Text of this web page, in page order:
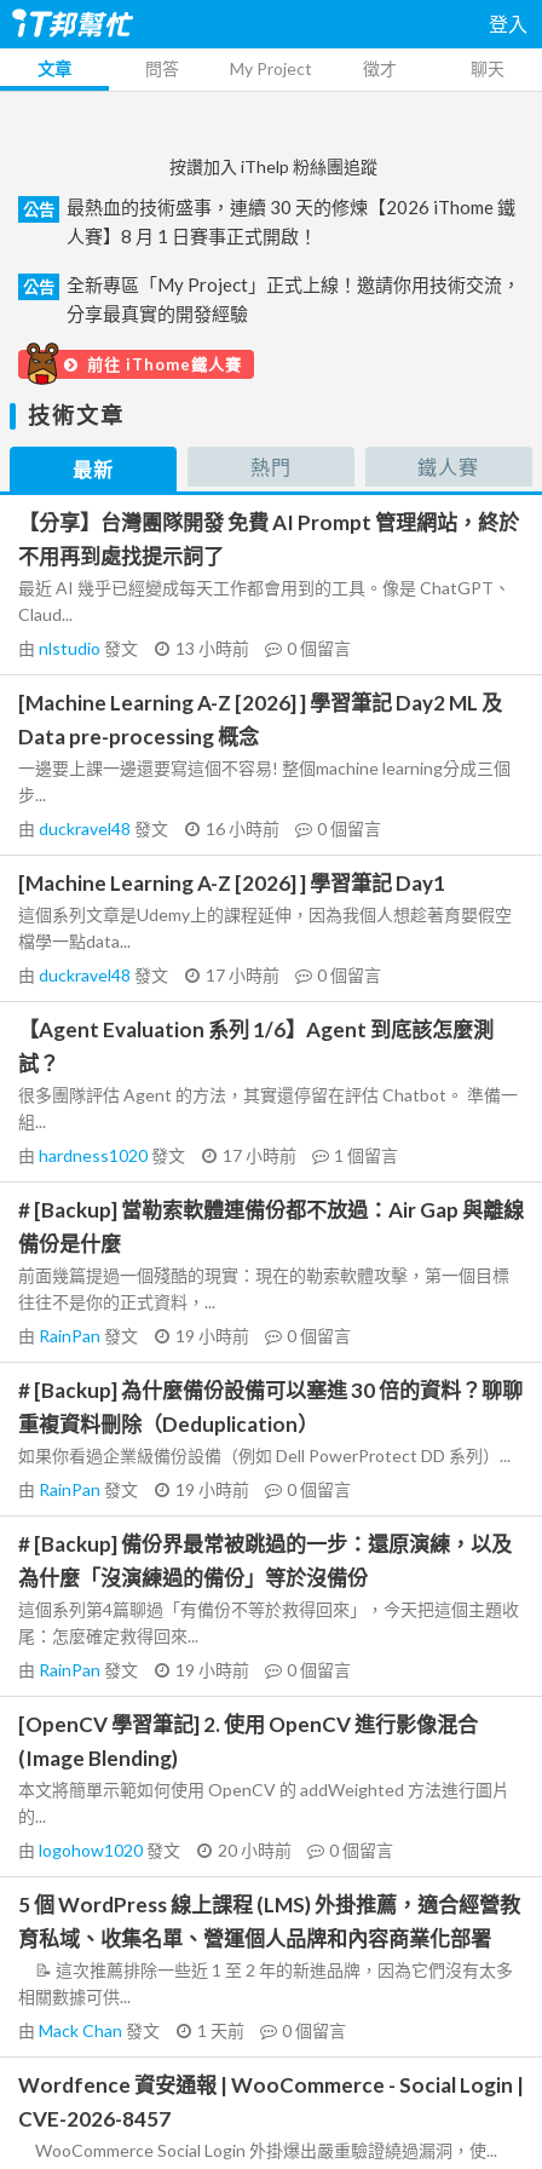
登入
文章 問答 My Project 徵才 聊天
按讚加入 iThelp 粉絲團追蹤
公告
最熱血的技術盛事，連續 30 天的修煉【2026 iThome 鐵
人賽】8 月 1 日賽事正式開啟！
公告
全新專區「My Project」正式上線！邀請你用技術交流，
分享最真實的開發經驗
前往 iThome鐵人賽
技術文章
最新 熱門 鐵人賽
【分享】台灣團隊開發 免費 AI Prompt 管理網站，終於
不用再到處找提示詞了
最近 AI 幾乎已經變成每天工作都會用到的工具。像是 ChatGPT、
Claud...
由 nlstudio 發文 13 小時前 0個留言
[Machine Learning A-Z [2026] ] 學習筆記 Day2 ML 及
Data pre-processing 概念
一邊要上課一邊還要寫這個不容易! 整個machine learning分成三個
步...
由 duckravel48 發文 16 小時前 0個留言
[Machine Learning A-Z [2026] ] 學習筆記 Day1
這個系列文章是Udemy上的課程延伸，因為我個人想趁著育嬰假空
檔學一點data...
由 duckravel48 發文 17 小時前 0個留言
【Agent Evaluation 系列 1/6】Agent 到底該怎麼測
試？
很多團隊評估 Agent 的方法，其實還停留在評估 Chatbot。 準備一
組...
由 hardness1020發文 17 小時前 1 個留言
# [Backup] 當勒索軟體連備份都不放過：Air Gap 與離線
備份是什麼
前面幾篇提過一個殘酷的現實：現在的勒索軟體攻擊，第一個目標
往往不是你的正式資料，...
由 RainPan 發文 19 小時前 0個留言
# [Backup] 為什麼備份設備可以塞進 30 倍的資料？聊聊
重複資料刪除（Deduplication）
如果你看過企業級備份設備（例如 Dell PowerProtect DD 系列）...
由 RainPan 發文 19 小時前 0個留言
# [Backup] 備份界最常被跳過的一步：還原演練，以及
為什麼「沒演練過的備份」等於沒備份
這個系列第4篇聊過「有備份不等於救得回來」，今天把這個主題收
尾：怎麼確定救得回來...
由 RainPan 發文 19 小時前 0個留言
[OpenCV 學習筆記] 2. 使用 OpenCV 進行影像混合
(Image Blending)
本文將簡單示範如何使用 OpenCV 的 addWeighted 方法進行圖片
的...
由 logohow1020發文 20 小時前 0個留言
5 個 WordPress 線上課程 (LMS) 外掛推薦，適合經營教
育私域、收集名單、營運個人品牌和內容商業化部署
📝 這次推薦排除一些近 1 至 2 年的新進品牌，因為它們沒有太多
相關數據可供...
由 Mack Chan 發文 1 天前 0個留言
Wordfence 資安通報 | WooCommerce - Social Login |
CVE-2026-8457
WooCommerce Social Login 外掛爆出嚴重驗證繞過漏洞，使...